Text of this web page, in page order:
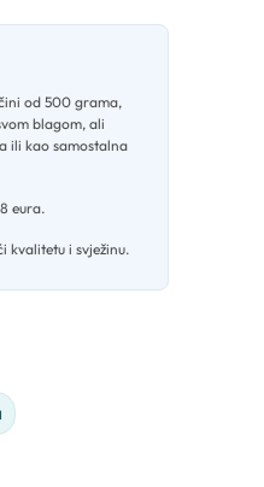
od 500 grama,
blagom, ali
ili kao samostalna
eura.
kvalitetu i svježinu.